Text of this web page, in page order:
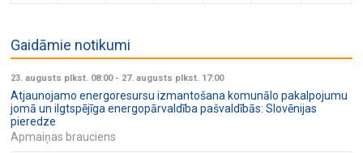
n
Gaidāmie notikumi
23. augusts plkst. 08:00- 27. augusts plkst. 17:00
Atjaunojamo energoresursu izmantošana komunālo pakalpojumu
jomā un ilgtspējīga energopārvaldība pašvaldībās: Slovēnijas
pieredze
Apmaiņas brauciens